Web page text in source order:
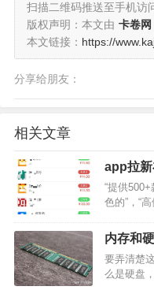
扫描二维码推送至手机访
版权声明：本文由 卡卷网
本文链接： https://
分享给朋友：
相关文章
app拉新
“提供500+
色的”，“
吗？？？
人告诉你
内存和
什么？
下？
要弄清楚
么是硬盘